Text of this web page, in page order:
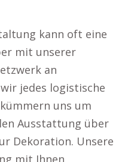
kann oft eine
mit unserer
an
jedes logistische
uns um
Ausstattung über
Dekoration. Unsere
mit Ihnen